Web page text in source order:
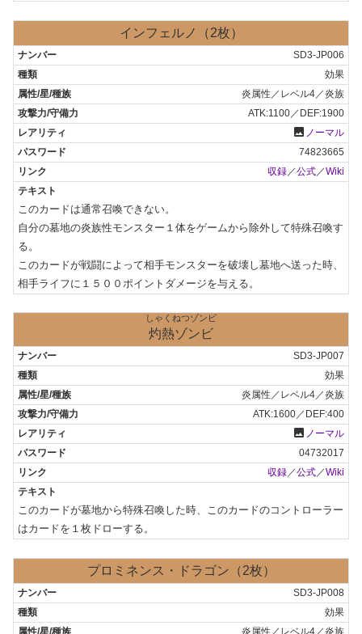
インフェルノ（2枚）
SD3-JP006
効果
炎属性／レベル4／炎族
ATK:1100／DEF:1900
photo ノーマル
74823665
収録 ／公式 ／Wiki
このカードは通常召喚できない。
自分の墓地の炎族性モンスター１体をゲームから除外して特殊召喚す
る。
このカードが戦闘によって相手モンスターを破壊し墓地へ送った時、
相手ライフに１５００ポイントダメージを与える。
しゃくねつゾンビ
灼熱ゾンビ
SD3-JP007
効果
炎属性／レベル4／炎族
ATK:1600／DEF:400
photo ノーマル
04732017
収録／公式／Wiki
このカードが墓地から特殊召喚した時、このカードのコントローラー
はカードを１枚ドローする。
プロミネンス・ドラゴン（2枚）
SD3-JP008
効果
炎属性／レベル4／炎族